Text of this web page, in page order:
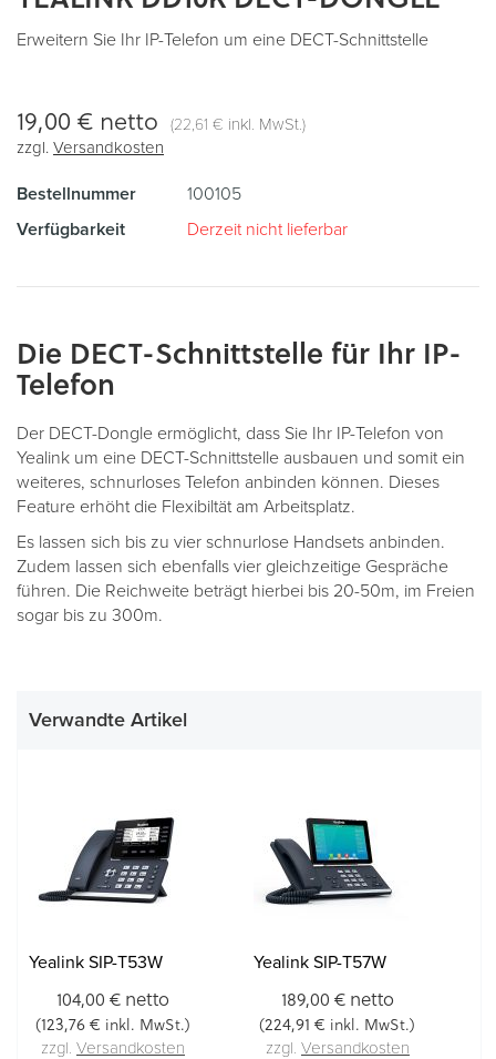
Anfang
der
Erweitern Sie Ihr IP-Telefon um eine DECT-Schnittstelle
19,00 € netto (22,61 € inkl. MwSt.)
zzgl. Versandkosten
Bestellnummer
100105
Verfügbarkeit
Derzeit nicht lieferbar
Die DECT-Schnittstelle für Ihr IP-
Telefon
Der DECT-Dongle ermöglicht, dass Sie Ihr IP-Telefon von
Yealink um eine DECT-Schnittstelle ausbauen und somit ein
weiteres, schnurloses Telefon anbinden können. Dieses
Feature erhöht die Flexibiltät am Arbeitsplatz.
Es lassen sich bis zu vier schnurlose Handsets anbinden.
Zudem lassen sich ebenfalls vier gleichzeitige Gespräche
führen. Die Reichweite beträgt hierbei bis 20-50m, im Freien
sogar bis zu 300m.
Verwandte Artikel
Yealink SIP-T53W
104,00 € netto
(123,76 € inkl. MwSt.)
zzgl. Versandkosten
Yealink SIP-T57W
189,00 €netto
(224,91 € inkl. MwSt.)
zzgl. Versandkosten